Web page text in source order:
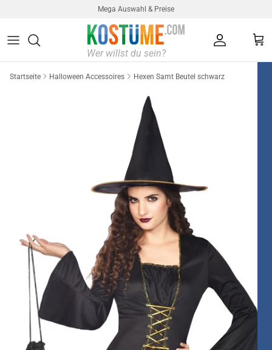
Mega Auswahl & Preise
Startseite Halloween Accessoires Hexen Samt Beutel schwarz